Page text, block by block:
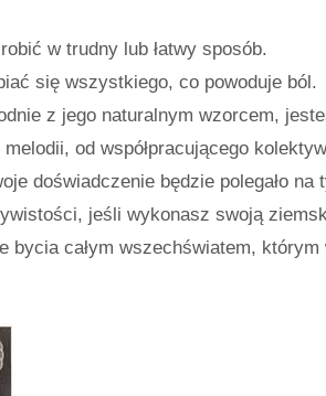
w trudny lub łatwy sposób.
się wszystkiego, co powoduje ból.
z jego naturalnym wzorcem,
od współpracującego
doświadczenie będzie polegało na
jeśli wykonasz swoją
bycia całym wszechświatem, którym